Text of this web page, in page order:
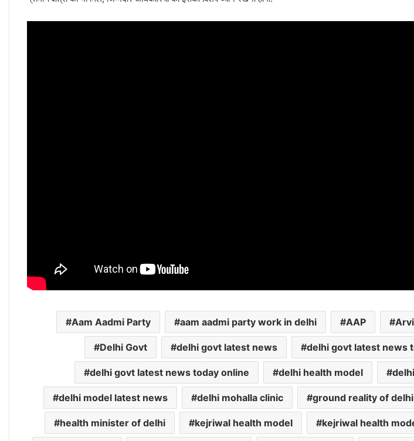
Aam Aadmi Party aam aadmi party work in delhi AAP
Delhi Govt delhi govt latest news delhi govt latest news
delhi govt latest news today online delhi health model
delhi model latest news delhi mohalla clinic ground reality of
health minister of delhi kejriwal health model kejriwal health